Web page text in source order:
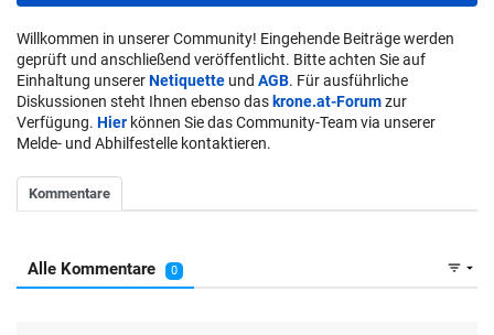
Willkommen in unserer Community! Eingehende Beiträge werden
geprüft und anschließend veröffentlicht. Bitte achten Sie auf
Einhaltung unsererNetiquette und AGB. Für ausführliche
Diskussionen steht Ihnen ebenso das krone.at-Forumzur
Verfügung. Hier können Sie das Community-Team via unserer
Melde- und Abhilfestelle kontaktieren.